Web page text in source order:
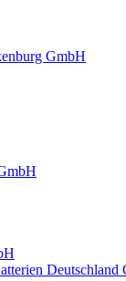
GmbH
Deutschland